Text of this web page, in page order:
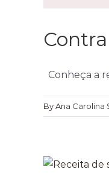
Conheça a
ByAna Carolina